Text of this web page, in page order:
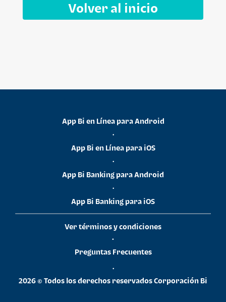
Volver al inicio
App Bi en Línea para Android
•
App Bi en Línea para iOS
•
App Bi Banking para Android
•
App Bi Banking para iOS
Ver términos y condiciones
•
Preguntas Frecuentes
•
2026 © Todos los derechos reservados Corporación Bi